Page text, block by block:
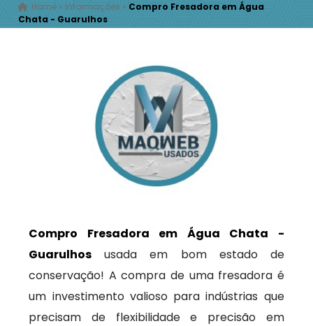
Home » Informações » Compro Fresadora em Água
Chata - Guarulhos
Compro Fresadora em Água Chata -
Guarulhos usada em bom estado de
conservação! A compra de uma fresadora é
um investimento valioso para indústrias que
precisam de flexibilidade e precisão em